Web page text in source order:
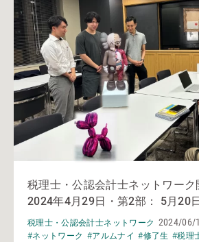
税理士・公認会計士ネットワーク
2024年4月29日・第2部： 5月20日
税理士・公認会計士ネットワーク 2024/06/
#ネットワーク #アルムナイ #修了生 #税理